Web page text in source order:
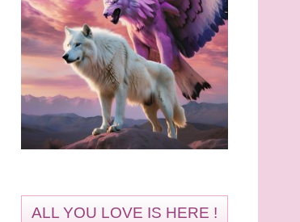
ALL YOU LOVE IS HERE !